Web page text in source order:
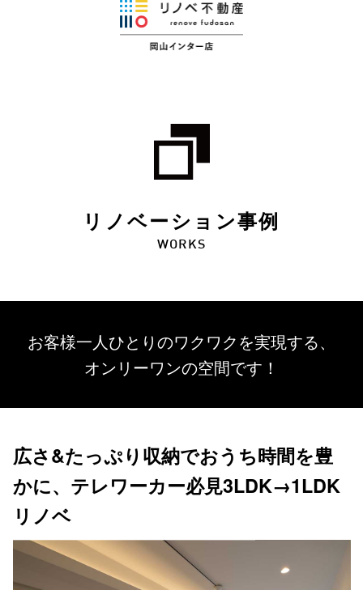
リノベーション事例
WORKS
お客様一人ひとりのワクワクを実現する、
オンリーワンの空間です！
広さ&たっぷり収納でおうち時間を豊
かに、テレワーカー必見3LDK→1LDK
リノベ